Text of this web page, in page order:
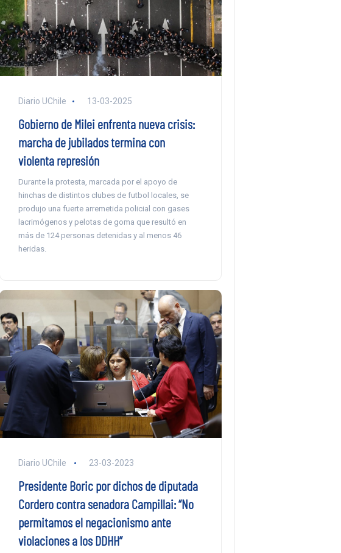
Diario UChile 13-03-2025
Gobierno de Milei enfrenta nueva crisis:
marcha de jubilados termina con
violenta represión
Durante la protesta, marcada por el apoyo de
hinchas de distintos clubes de futbol locales, se
produjo una fuerte arremetida policial con gases
lacrimógenos y pelotas de goma que resultó en
más de 124 personas detenidas y al menos 46
heridas.
Diario UChile 23-03-2023
Presidente Boric por dichos de diputada
Cordero contra senadora Campillai: “No
permitamos el negacionismo ante
violaciones a los DDHH”